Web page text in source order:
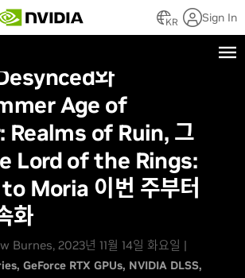
KR Sign In
와
Age of
Realms of Ruin, 그
Lord of the Rings:
Moria 이번 주부터
화
Burnes, 2023년 11월 14일 화요일 |
GeForce RTX GPUs NVIDIA DLSS